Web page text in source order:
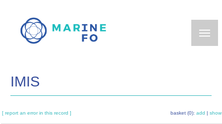
main
IMIS
[ report an error in this record ] basket (0): add show